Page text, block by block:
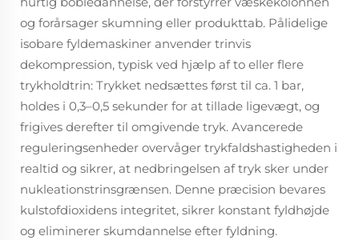
og forårsager skumning eller produkttab. Pålidelige
isobare fyldemaskiner anvender trinvis
dekompression, typisk ved hjælp af to eller flere
trykholdtrin: Trykket nedsættes først til ca. 1 bar,
holdes i 0,3–0,5 sekunder for at tillade ligevægt, og
frigives derefter til omgivende tryk. Avancerede
reguleringsenheder overvåger trykfaldshastigheden i
realtid og sikrer, at nedbringelsen af tryk sker under
nukleationstrinsgrænsen. Denne præcision bevares
kulstofdioxidens integritet, sikrer konstant fyldhøjde
og eliminerer skumdannelse efter fyldning.